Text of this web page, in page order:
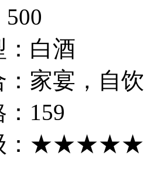
500
白酒
家宴，自饮
159
★★★★★